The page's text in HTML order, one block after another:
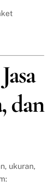
dan
ukuran,